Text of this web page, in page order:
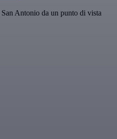
Antonio da un punto di vista